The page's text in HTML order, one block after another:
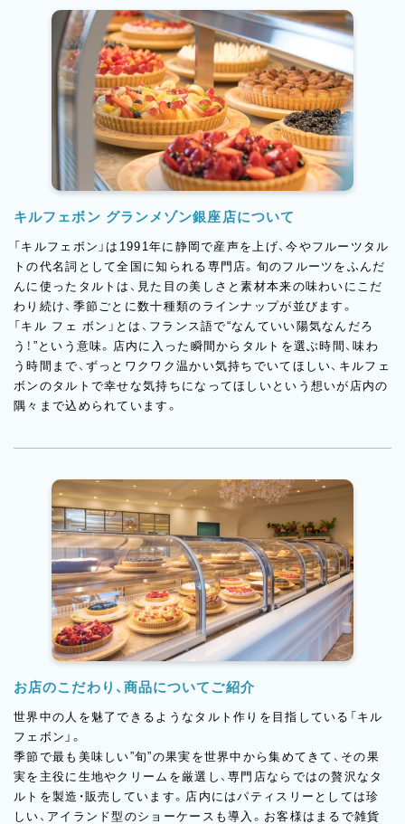
キルフェボン グランメゾン銀座店について
「キルフェボン」は1991年に静岡で産声を上げ、今やフルーツタル
トの代名詞として全国に知られる専門店。旬のフルーツをふんだ
んに使ったタルトは、見た目の美しさと素材本来の味わいにこだ
わり続け、季節ごとに数十種類のラインナップが並びます。
「キル フェ ボン」とは、フランス語で“なんていい陽気なんだろ
う！”という意味。店内に入った瞬間からタルトを選ぶ時間、味わ
う時間まで、ずっとワクワク温かい気持ちでいてほしい、キルフェ
ボンのタルトで幸せな気持ちになってほしいという想いが店内の
隅々まで込められています。
お店のこだわり、商品についてご紹介
世界中の人を魅了できるようなタルト作りを目指している「キル
フェボン」。
季節で最も美味しい”旬”の果実を世界中から集めてきて、その果
実を主役に生地やクリームを厳選し、専門店ならではの贅沢なタ
ルトを製造・販売しています。店内にはパティスリーとしては珍
しい、アイランド型のショーケースも導入。お客様はまるで雑貨